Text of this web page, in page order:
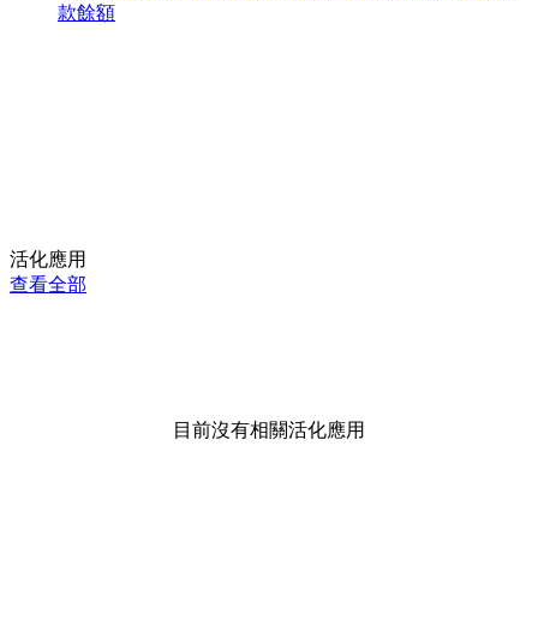
款餘額
活化應用
查看全部
目前沒有相關活化應用